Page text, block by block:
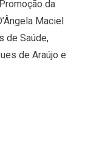
da
Maciel
de Saúde,
de Araújo e